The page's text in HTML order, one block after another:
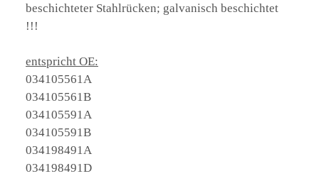
beschichteter Stahlrücken; galvanisch beschichtet
!!!
entspricht OE:
034105561A
034105561B
034105591A
034105591B
034198491A
034198491D